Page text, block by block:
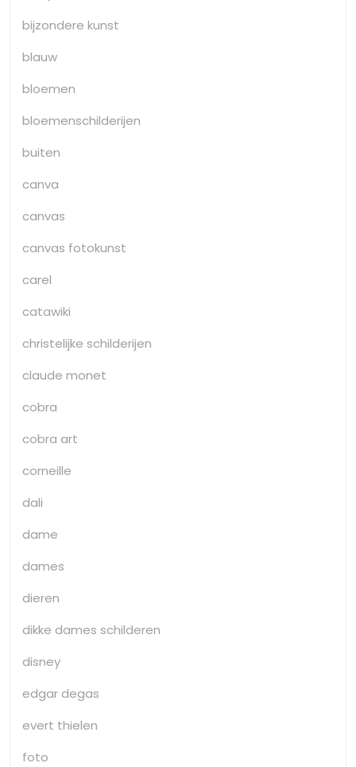
bijzondere kunst
blauw
bloemen
bloemenschilderijen
buiten
canva
canvas
canvas fotokunst
carel
catawiki
christelijke schilderijen
claude monet
cobra
cobra art
corneille
dali
dame
dames
dieren
dikke dames schilderen
disney
edgar degas
evert thielen
foto